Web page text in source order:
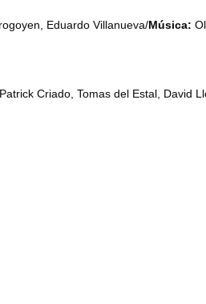
Eduardo Villanueva/Música:
Criado, Tomas del Estal, David